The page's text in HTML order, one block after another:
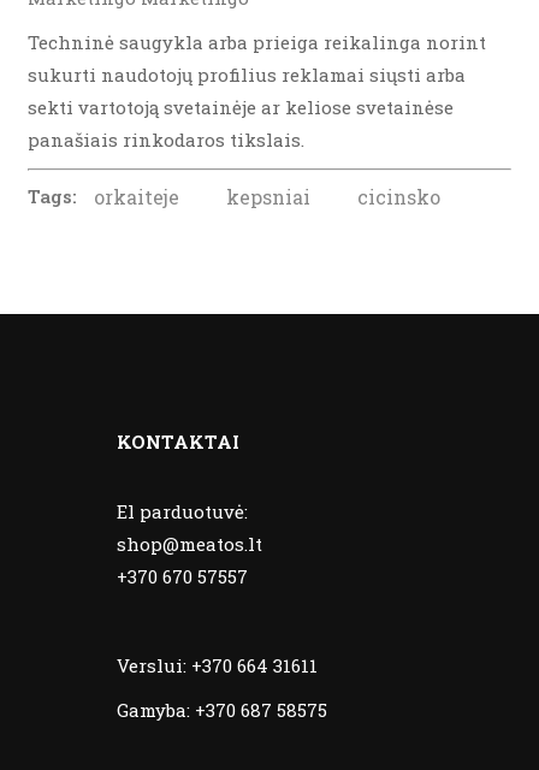
Techninė saugykla arba prieiga reikalinga norint
sukurti naudotojų profilius reklamai siųsti arba
sekti vartotoją svetainėje ar keliose svetainėse
panašiais rinkodaros tikslais.
Tags: orkaiteje kepsniai cicinsko
KONTAKTAI
El parduotuvė:
shop@meatos.lt
+370 670 57557
Verslui: +370 664 31611
Gamyba: +370 687 58575